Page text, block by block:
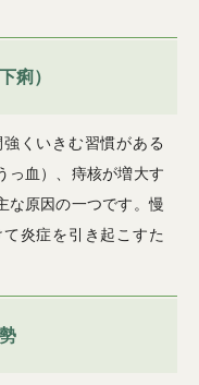
痢）
くいきむ習慣がある
っ血）、痔核が増大す
な原因の一つです。慢
炎症を引き起こすた